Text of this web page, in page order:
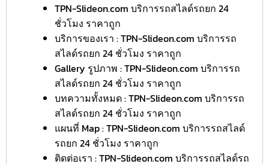
TPN-Slideon.com บริการรถสไลด์รถยก 24
ชั่วโมง ราคาถูก
บริการของเรา : TPN-Slideon.com บริการรถ
สไลด์รถยก 24 ชั่วโมง ราคาถูก
Gallery รูปภาพ : TPN-Slideon.com บริการรถ
สไลด์รถยก 24 ชั่วโมง ราคาถูก
บทความทั้งหมด : TPN-Slideon.com บริการรถ
สไลด์รถยก 24 ชั่วโมง ราคาถูก
แผนที่ Map : TPN-Slideon.com บริการรถสไลด์
รถยก 24 ชั่วโมง ราคาถูก
ติดต่อเรา : TPN-Slideon.com บริการรถสไลด์รถ